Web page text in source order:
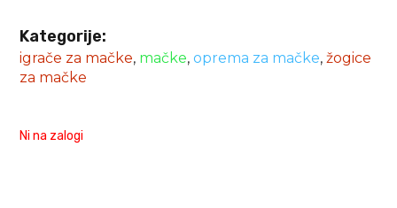
Kategorije:
igrače za mačke, mačke,oprema za mačke,žogice
za mačke
Ni na zalogi